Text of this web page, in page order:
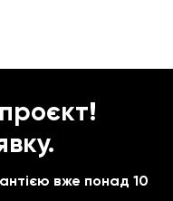
вже понад 10